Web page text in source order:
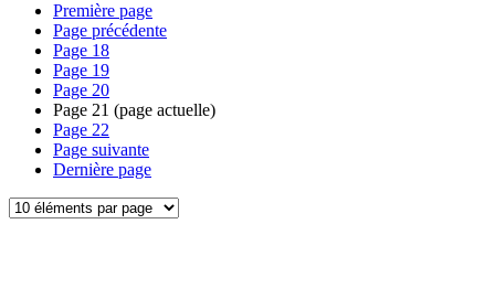
Première page
Page précédente
Page 18
Page 19
Page 20
Page 21 (page actuelle)
Page 22
Page suivante
Dernière page